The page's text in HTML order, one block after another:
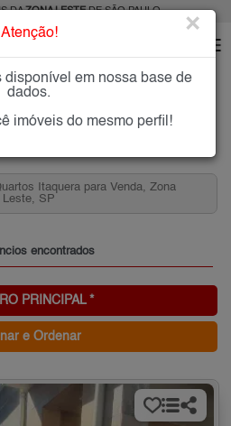
DAZONA LESTEDE SÃO PAULO
ITAQUERA
Zona Leste de São Paulo
Itaquera para Venda, Zona
Leste, SP
encontrados
PRINCIPAL *
e Ordenar
Atenção! ×
disponível em nossa base de
dados.
imóveis do mesmo perfil!